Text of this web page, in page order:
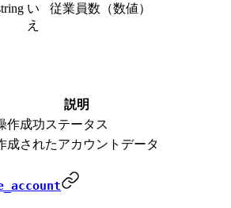
い
え
従業員数（数値）
説明
作成功ステータス
成されたアカウントデータ